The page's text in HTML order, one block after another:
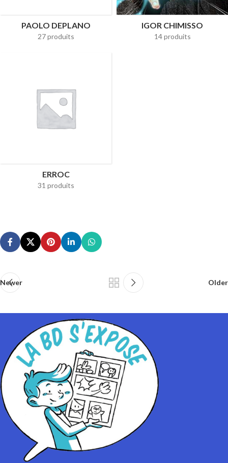
PAOLO DEPLANO
27 produits
IGOR CHIMISSO
14 produits
ERROC
31 produits
Newer Older